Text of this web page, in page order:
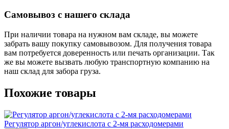
Самовывоз с нашего склада
При наличии товара на нужном вам складе, вы можете
забрать вашу покупку самовывозом. Для получения товара
вам потребуется доверенность или печать организации. Так
же вы можете вызвать любую транспортную компанию на
наш склад для забора груза.
Похожие товары
Регулятор аргон/углекислота с 2-мя расходомерами